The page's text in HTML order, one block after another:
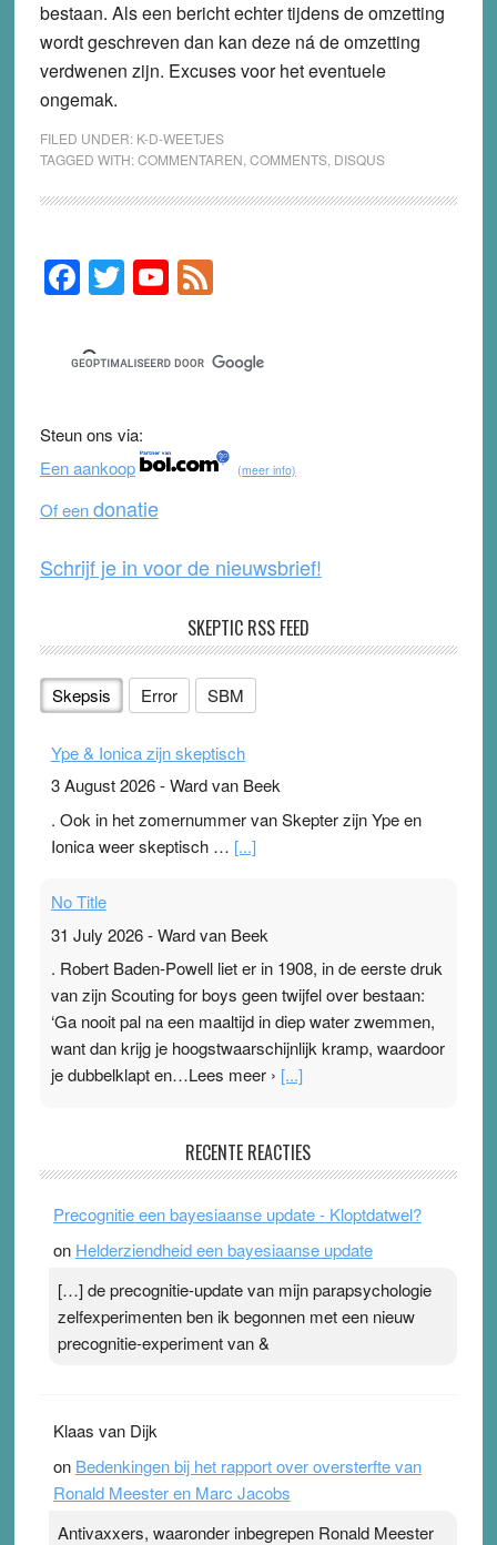
bestaan. Als een bericht echter tijdens de omzetting
wordt geschreven dan kan deze ná de omzetting
verdwenen zijn. Excuses voor het eventuele
ongemak.
FILED UNDER: K-D-WEETJES
TAGGED WITH:COMMENTAREN COMMENTS, DISQUS
Primary
Sidebar
F
a
c
e
b
o
o
k
T
wi
tt
er
Y
o
u
T
b
e
F
e
d
Steun ons via:
Een aankoop
(meer info)
Of eendonatie
Schrijf je in voor de nieuwsbrief!
SKEPTIC RSS FEED
Skepsis Error SBM
Ype & Ionica zijn skeptisch
3 August 2026-Ward van Beek
. Ook in het zomernummer van Skepter zijn Ype en
Ionica weer skeptisch … [...]
No Title
31 July 2026-Ward van Beek
. Robert Baden-Powell liet er in 1908, in de eerste druk
van zijn Scouting for boys geen twijfel over bestaan:
‘Ga nooit pal na een maaltijd in diep water zwemmen,
want dan krijg je hoogstwaarschijnlijk kramp, waardoor
je dubbelklapt en…Lees meer › [...]
Ward van Beek
topsporters. Ze hopen ermee hun hartslag te verlagen
terwijl ze meer zuurstof opnemen. Daarop heeft zo’n
ademen’ kan goud waard zijn. Door…Lees meer
Pleisterplakkers in de topspsort ›[...]
RECENTE REACTIES
Precognitie een bayesiaanse update - Kloptdatwel?
on Helderziendheid een bayesiaanse update
[…] de precognitie-update van mijn parapsychologie
zelfexperimenten ben ik begonnen met een nieuw
precognitie-experiment van &
Klaas van Dijk
on Bedenkingen bij het rapport over oversterfte van
Ronald Meester en Marc Jacobs
Antivaxxers, waaronder inbegrepen Ronald Meester